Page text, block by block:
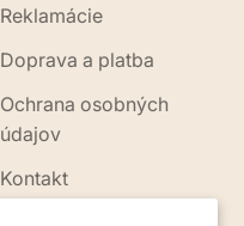
Reklamácie
Doprava a platba
Ochrana osobných
údajov
Kontakt